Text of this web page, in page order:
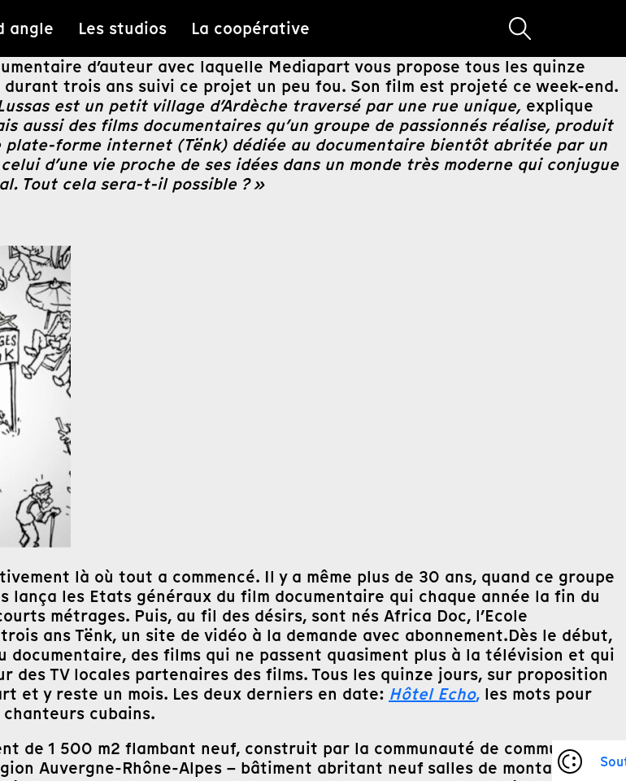
angle Les studios La coopérative
d’auteur avec laquelle Mediapart vous propose tous les quinze
trois ans suivi ce projet un peu fou. Son film est projeté ce week-end.
est un petit village d’Ardèche traversé par une rue unique, explique
aussi des films documentaires qu’un groupe de passionnés réalise, produit
forme internet (Tënk) dédiée au documentaire bientôt abritée par un
d’une vie proche de ses idées dans un monde très moderne qui conjugue
Tout cela sera-t-il possible ? »
là où tout a commencé. Il y a même plus de 30 ans, quand ce groupe
lança les Etats généraux du film documentaire qui chaque année la fin du
métrages. Puis, au fil des désirs, sont nés Africa Doc, l’Ecole
ans Tënk, un site de vidéo à la demande avec abonnement.Dès le début,
documentaire, des films qui ne passent quasiment plus à la télévision et qui
des TV locales partenaires des films. Tous les quinze jours, sur proposition
et y reste un mois. Les deux derniers en date: Hôtel Echo, les mots pour
cubains.
de 1 500 m2 flambant neuf, construit par la communauté de communes de
Auvergne-Rhône-Alpes – bâtiment abritant neuf salles de montage, un